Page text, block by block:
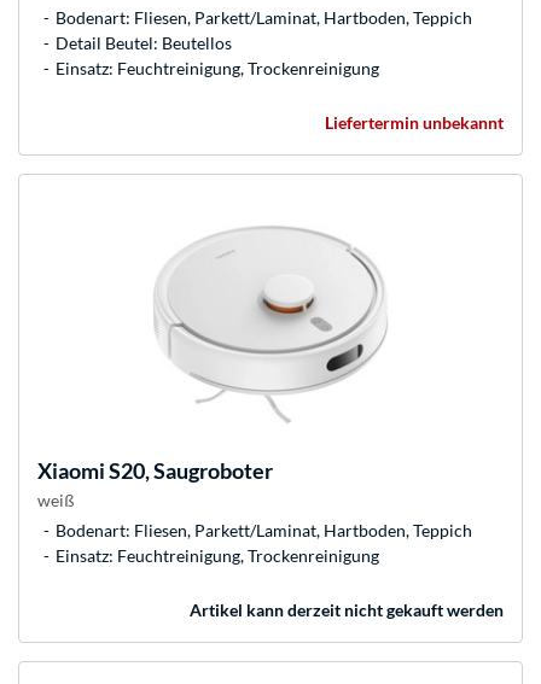
Bodenart: Fliesen, Parkett/Laminat, Hartboden, Teppich
Detail Beutel: Beutellos
Einsatz: Feuchtreinigung, Trockenreinigung
Liefertermin unbekannt
XiaomiS20, Saugroboter
weiß
Bodenart: Fliesen, Parkett/Laminat, Hartboden, Teppich
Einsatz: Feuchtreinigung, Trockenreinigung
Artikel kann derzeit nicht gekauft werden